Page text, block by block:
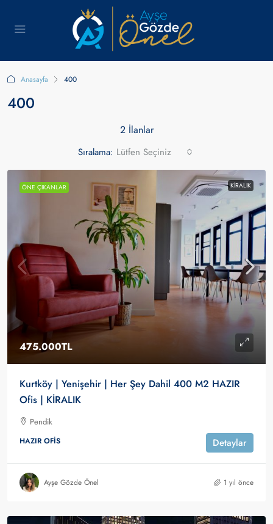
Anasayfa 400
400
2 İlanlar
Sıralama: Lütfen Seçiniz
ÖNE ÇIKANLAR KIRALIK
475.000TL
Kurtköy | Yenişehir | Her Şey Dahil 400 M2 HAZIR
Ofis | KİRALIK
Pendik
HAZIR OFIS Detaylar
Ayşe Gözde Önel 1 yıl önce